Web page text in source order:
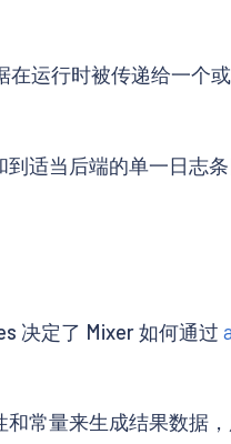
运行时被传递给一个
适当后端的单一日志条
决定了 Mixer 如何通过
常量来生成结果数据